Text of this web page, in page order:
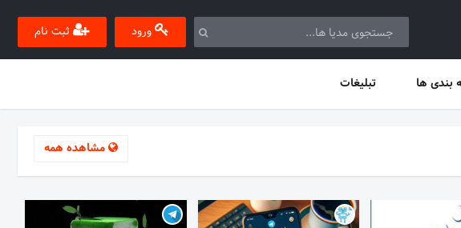
ورود ثبت نام
بندی ها تبلیغات
مشاهده همه